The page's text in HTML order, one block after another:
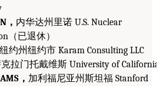
， 内华达州里诺 U.S. Nuclear
（已退休）
纽约州纽约市 Karam Consulting LLC
拉门托戴维斯 University of
， 加利福尼亚州斯坦福 Stanford